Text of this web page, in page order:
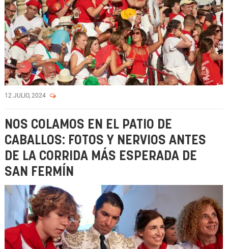
12 JULIO, 2024
NOS COLAMOS EN EL PATIO DE
CABALLOS: FOTOS Y NERVIOS ANTES
DE LA CORRIDA MÁS ESPERADA DE
SAN FERMÍN